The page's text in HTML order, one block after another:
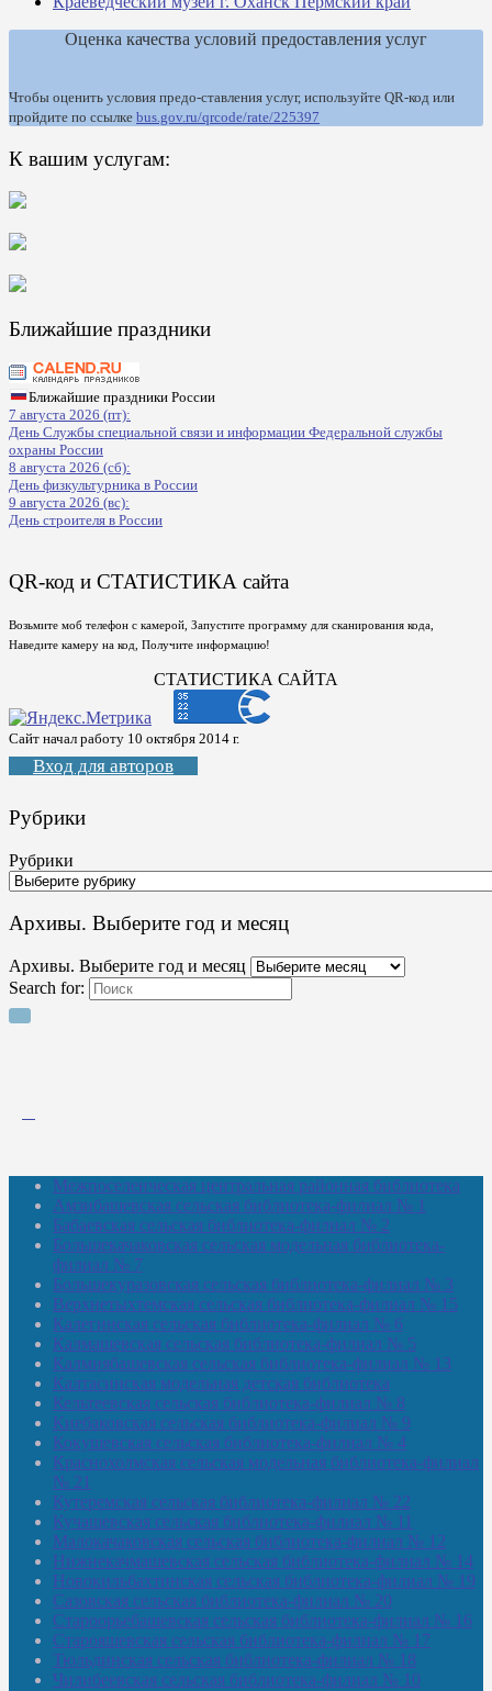
Оценка качества условий предоставления услуг
Чтобы оценить условия предо-ставления услуг, используйте QR-код или
пройдите по ссылке bus.gov.ru/qrcode/rate/225397
К вашим услугам:
Ближайшие праздники
Ближайшие праздники России
7 августа 2026 (пт):
День Службы специальной связи и информации Федеральной службы
охраны России
8 августа 2026 (сб):
День физкультурника в России
9 августа 2026 (вс):
День строителя в России
QR-код и СТАТИСТИКА сайта
Возьмите моб телефон с камерой, Запустите программу для сканирования кода,
Наведите камеру на код, Получите информацию!
СТАТИСТИКА САЙТА
Сайт начал работу 10 октября 2014 г.
Вход для авторов
Рубрики
Рубрики
Архивы. Выберите год и месяц
Архивы. Выберите год и месяц
Search for:
Межпоселенческая центральная районная библиотека
Амзибашевская сельская библиотека-филиал № 1
Бабаевская сельская библиотека-филиал № 2
Большекачаковская сельская модельная библиотека-
филиал № 7
Большекуразовская сельская библиотека-филиал № 3
Верхнетыхтемская сельская библиотека-филиал № 15
Калегинская сельская библиотека-филиал № 6
Калмашевская сельская библиотека-филиал № 5
Калмиябашевская сельская библиотека-филиал № 13
Калтасинская модельная детская библиотека
Кельтеевская сельская библиотека-филиал № 8
Киебаковская сельская библиотека-филиал № 9
Кокушевская сельская библиотека-филиал № 4
Краснохолмская сельская модельная библиотека-филиал
№ 21
Кутеремская сельская библиотека-филиал № 22
Кучашевская сельская библиотека-филиал № 11
Малокачаковская сельская библиотека-филиал № 12
Нижнекачмашевская сельская библиотека-филиал № 14
Новокильбахтинская сельская библиотека-филиал № 19
Сазовская сельская библиотека-филиал № 20
Староорьебашевская сельская библиотека-филиал № 16
Старояшевская сельская библиотека-филиал № 17
Тюльдинская сельская библиотека-филиал № 18
Чилибеевская сельская библиотека-филиал № 10